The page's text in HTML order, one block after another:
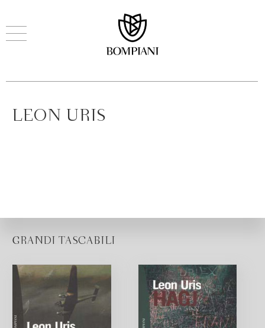
LEON URIS
GRANDI TASCABILI